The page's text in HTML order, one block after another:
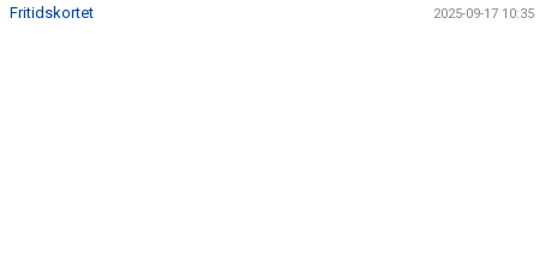
Fritidskortet 2025-09-17 10:35